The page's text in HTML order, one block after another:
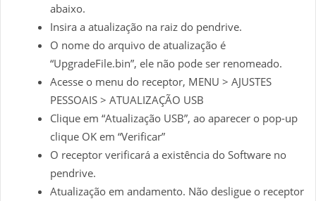
abaixo.
Insira a atualização na raiz do pendrive.
O nome do arquivo de atualização é
“UpgradeFile.bin”, ele não pode ser renomeado.
Acesse o menu do receptor, MENU > AJUSTES
PESSOAIS > ATUALIZAÇÃO USB
Clique em “Atualização USB”, ao aparecer o pop-up
clique OK em “Verificar”
O receptor verificará a existência do Software no
pendrive.
Atualização em andamento. Não desligue o receptor